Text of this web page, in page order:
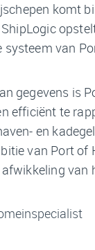
komt
van
gegevens is
efficiënt te
en
van Port of
van